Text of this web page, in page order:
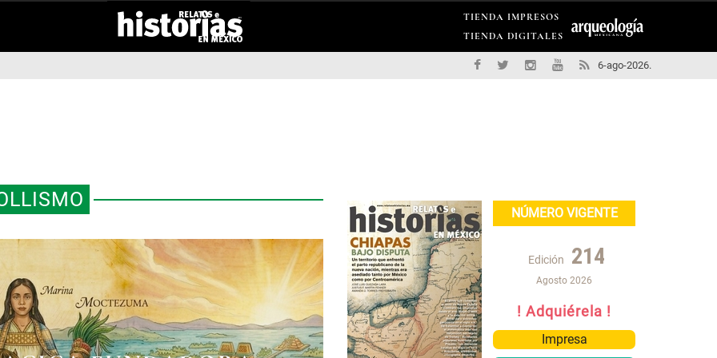
TIENDA IMPRESOS
TIENDA DIGITALES
6-ago-2026.
NÚMERO VIGENTE
Edición 214
Agosto 2026
! Adquiérela !
Impresa